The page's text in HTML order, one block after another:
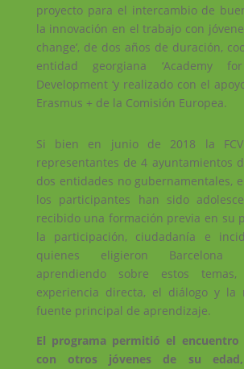
proyecto para el intercambio de
la innovación en el trabajo con
change’, de dos años de duración,
entidad georgiana ‘Academy
Development ‘y realizado con el
Erasmus + de la Comisión Europea.
Si bien en junio de 2018 la
representantes de 4 ayuntamientos
dos entidades no gubernamentales,
los participantes han sido
recibido una formación previa en su
la participación, ciudadanía e
quienes eligieron Barcelona
aprendiendo sobre estos
experiencia directa, el diálogo y la
fuente principal de aprendizaje.
El programa permitió el encuentro
con otros jóvenes de su